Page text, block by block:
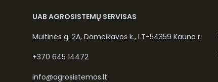
UAB AGROSISTEMŲ SERVISAS
Muitinės g. 2A, Domeikavos k., LT-54359 Kauno r.
+370 645 14472
info@agrosistemos.lt